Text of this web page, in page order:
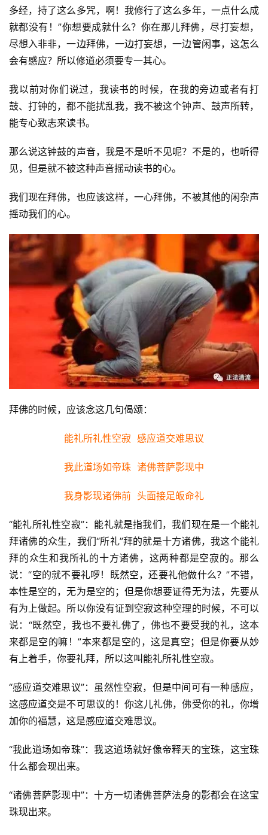
讯
八
点
僧
音
高
僧
访
心
乐
提
题
多经，持了这么多咒，啊！我修行了这么多年，一点什么成
就都没有！”你想要成就什么？你在那儿拜佛，尽打妄想，
尽想入非非，一边拜佛，一边打妄想，一边管闲事，这怎么
会有感应？所以修道必须要专一其心。
我以前对你们说过，我读书的时候，在我的旁边或者有打
鼓、打钟的，都不能扰乱我，我不被这个钟声、鼓声所转，
能专心致志来读书。
那么说这钟鼓的声音，我是不是听不见呢？不是的，也听得
见，但是就不被这种声音摇动读书的心。
我们现在拜佛，也应该这样，一心拜佛，不被其他的闲杂声
摇动我们的心。
拜佛的时候，应该念这几句偈颂：
能礼所礼性空寂  感应道交难思议
我此道场如帝珠  诸佛菩萨影现中
我身影现诸佛前  头面接足皈命礼
“能礼所礼性空寂”：能礼就是指我们，我们现在是一个能礼
拜诸佛的众生，我们“所礼”拜的就是十方诸佛，我这个能礼
拜的众生和我所礼的十方诸佛，这两种都是空寂的。那么
说：“空的就不要礼啰！既然空，还要礼他做什么？”不错，
本性是空的，无为是空的；但是你想要证得无为法，先要从
有为上做起。所以你没有证到空寂这种空理的时候，不可以
说：“既然空，我也不要礼佛了，佛也不要受我的礼，这本
来都是空的嘛！”本来都是空的，这是真空；但是你要从妙
有上着手，你要礼拜，所以这叫能礼所礼性空寂。
“感应道交难思议”：虽然性空寂，但是中间可有一种感应，
这感应道交是不可思议的！你这儿礼佛，佛受你的礼，你增
加你的福慧，这是感应道交难思议。
“我此道场如帝珠”：我这道场就好像帝释天的宝珠，这宝珠
什么都会现出来。
“诸佛菩萨影现中”：十方一切诸佛菩萨法身的影都会在这宝
珠现出来。